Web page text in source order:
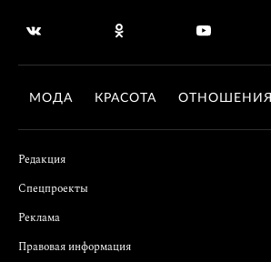
МОДА КРАСОТА ОТНОШЕНИЯ
Редакция
Спецпроекты
Реклама
Правовая информация